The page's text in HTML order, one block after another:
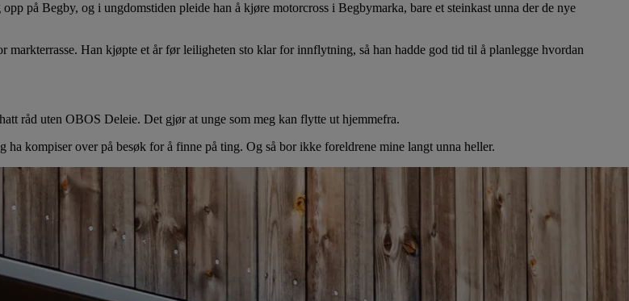
på Begby, og i ungdomstiden pleide han å kjøre motorcross i Begbymarka, bare et steinkast unna der de nye
Han kjøpte et år før leiligheten sto klar for innflytning, så han hadde god tid til å planlegge hvordan
råd uten OBOS Deleie. Det gjør at unge som meg kan flytte ut hjemmefra.
kompiser over på besøk for å finne på ting. Og så bor ikke foreldrene mine langt unna heller.